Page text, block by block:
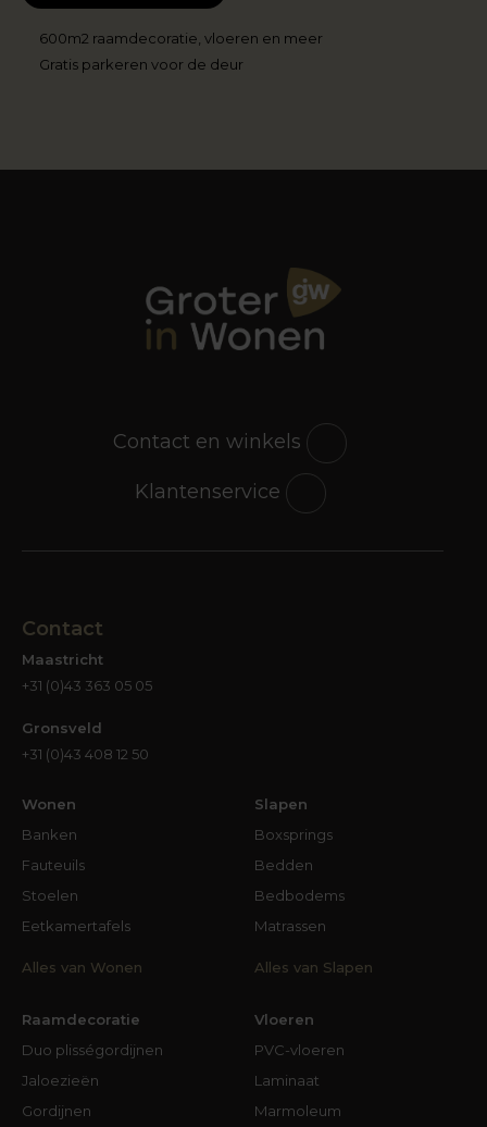
600m2 raamdecoratie, vloeren en meer
Gratis parkeren voor de deur
Contact en winkels
Klantenservice
Contact
Maastricht
+31 (0)43 363 05 05
Gronsveld
+31 (0)43 408 12 50
Wonen
Banken
Fauteuils
Stoelen
Eetkamertafels
Alles van Wonen
Slapen
Boxsprings
Bedden
Bedbodems
Matrassen
Alles van Slapen
Raamdecoratie
Duo plisségordijnen
Jaloezieën
Gordijnen
Vloeren
PVC-vloeren
Laminaat
Marmoleum